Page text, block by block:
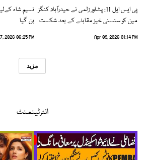
پی ایس ایل 11: پشاور زلمی نے حیدرآباد کنگز
مین کو سنسنی خیز مقابلے کے بعد شکست
Apr 09, 2026 01:14 PM
بن گیا
2026 06:25 PM
مزید
انٹرٹینمنٹ